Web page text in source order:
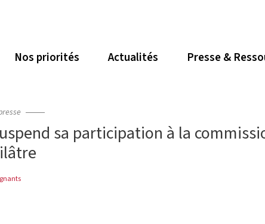
Nos priorités Actualités Presse &
sa participation à la